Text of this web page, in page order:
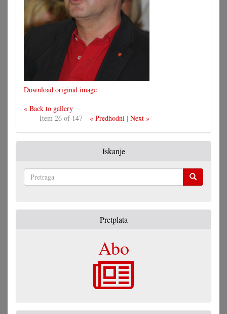
Download original image
« Back to gallery
Item 26 of 147
« Predhodni | Next »
Iskanje
Pretplata
Abo